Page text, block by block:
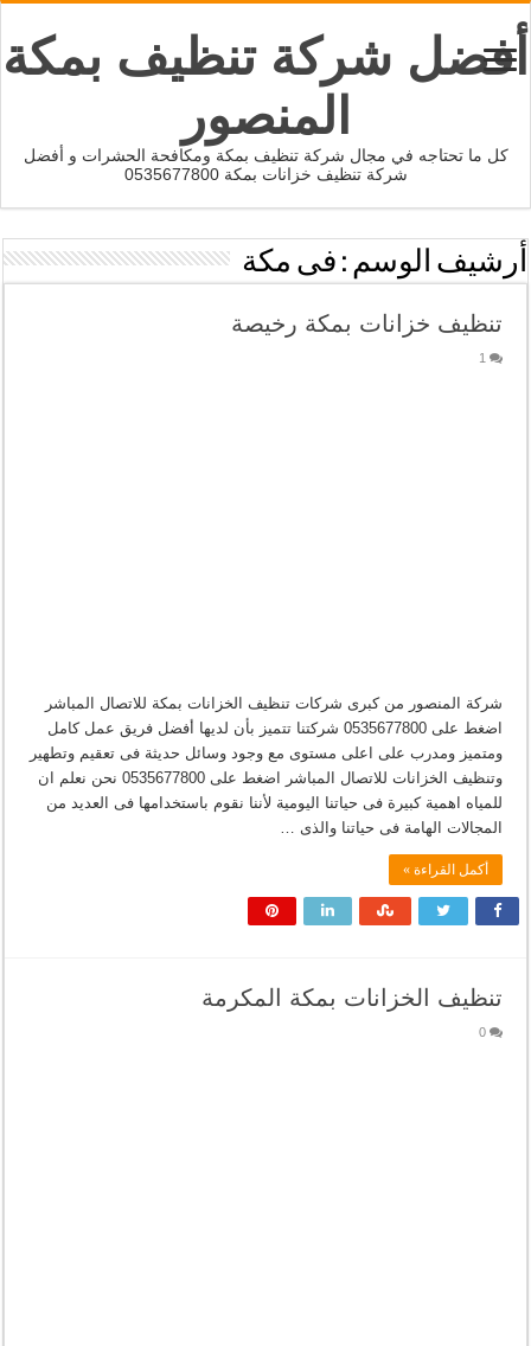
أفضل شركة تنظيف بمكة
المنصور
كل ما تحتاجه في مجال شركة تنظيف بمكة ومكافحة الحشرات و أفضل
شركة تنظيف خزانات بمكة 0535677800
أرشيف الوسم : فى مكة
تنظيف خزانات بمكة رخيصة
1
شركة المنصور من كبرى شركات تنظيف الخزانات بمكة للاتصال المباشر
اضغط على 0535677800 شركتنا تتميز بأن لديها أفضل فريق عمل كامل
ومتميز ومدرب على اعلى مستوى مع وجود وسائل حديثة فى تعقيم وتطهير
وتنظيف الخزانات للاتصال المباشر اضغط على 0535677800 نحن نعلم ان
للمياه اهمية كبيرة فى حياتنا اليومية لأننا نقوم باستخدامها فى العديد من
المجالات الهامة فى حياتنا والذى …
أكمل القراءة »
تنظيف الخزانات بمكة المكرمة
0